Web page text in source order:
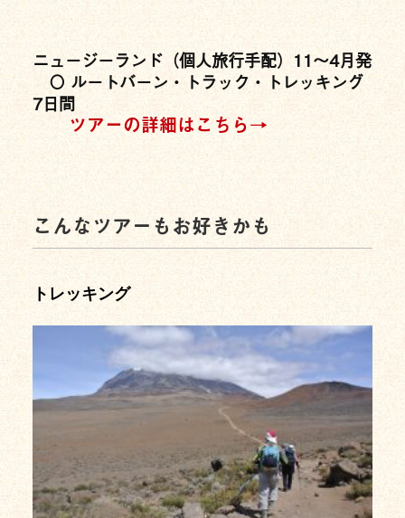
ニュージーランド（個人旅行手配）11〜4月発
〇 ルートバーン・トラック・トレッキング
7日間
ツアーの詳細はこちら→
こんなツアーもお好きかも
トレッキング